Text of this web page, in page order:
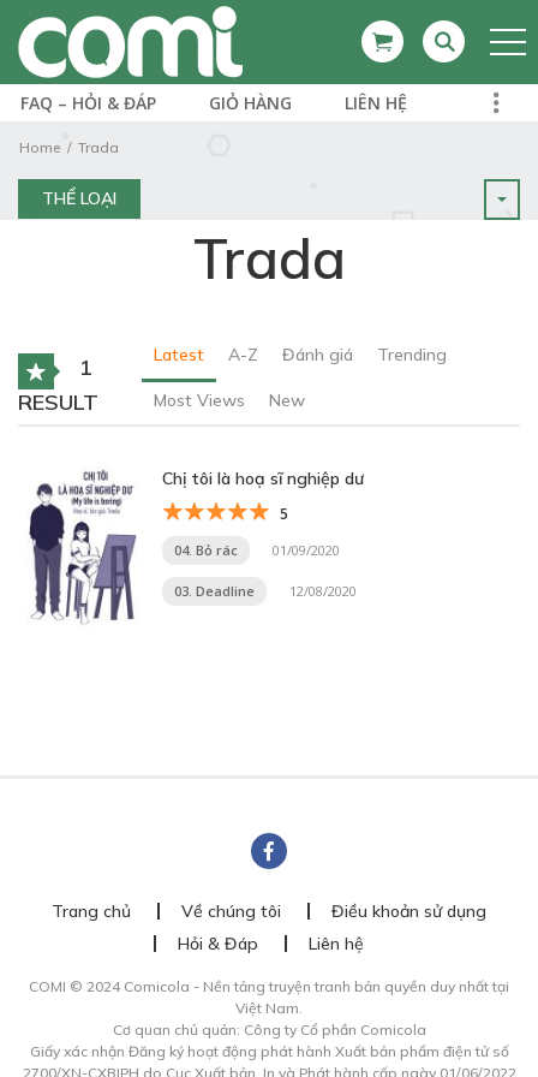
FAQ – HỎI & ĐÁP GIỎ HÀNG LIÊN HỆ
Home Trada
THỂ LOẠI
Trada
1
RESULT
Latest A-Z Đánh giá Trending
Most Views New
Chị tôi là hoạ sĩ nghiệp dư
5
04. Bỏ rác 01/09/2020
03. Deadline 12/08/2020
Trang chủ Về chúng tôi
Điều khoản sử dụng
Hỏi & Đáp
Liên hệ
COMI © 2024 Comicola - Nền tảng truyện tranh bản quyền duy nhất tại
Việt Nam.
Cơ quan chủ quản: Công ty Cổ phần Comicola
Giấy xác nhận Đăng ký hoạt động phát hành Xuất bản phẩm điện tử số
2700/XN-CXBIPH do Cục Xuất bản, In và Phát hành cấp ngày 01/06/2022